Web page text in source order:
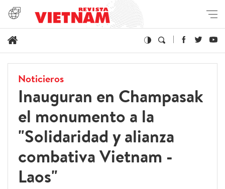
Noticieros
Inauguran en Champasak
el monumento a la
"Solidaridad y alianza
combativa Vietnam -
Laos"